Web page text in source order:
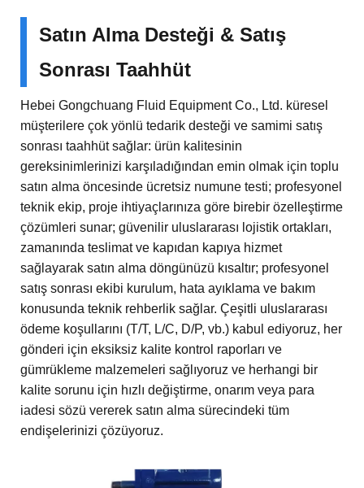
Satın Alma Desteği & Satış
Sonrası Taahhüt
Hebei Gongchuang Fluid Equipment Co., Ltd. küresel
müşterilere çok yönlü tedarik desteği ve samimi satış
sonrası taahhüt sağlar: ürün kalitesinin
gereksinimlerinizi karşıladığından emin olmak için toplu
satın alma öncesinde ücretsiz numune testi; profesyonel
teknik ekip, proje ihtiyaçlarınıza göre birebir özelleştirme
çözümleri sunar; güvenilir uluslararası lojistik ortakları,
zamanında teslimat ve kapıdan kapıya hizmet
sağlayarak satın alma döngünüzü kısaltır; profesyonel
satış sonrası ekibi kurulum, hata ayıklama ve bakım
konusunda teknik rehberlik sağlar. Çeşitli uluslararası
ödeme koşullarını (T/T, L/C, D/P, vb.) kabul ediyoruz, her
gönderi için eksiksiz kalite kontrol raporları ve
gümrükleme malzemeleri sağlıyoruz ve herhangi bir
kalite sorunu için hızlı değiştirme, onarım veya para
iadesi sözü vererek satın alma sürecindeki tüm
endişelerinizi çözüyoruz.